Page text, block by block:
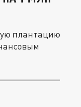
плантацию